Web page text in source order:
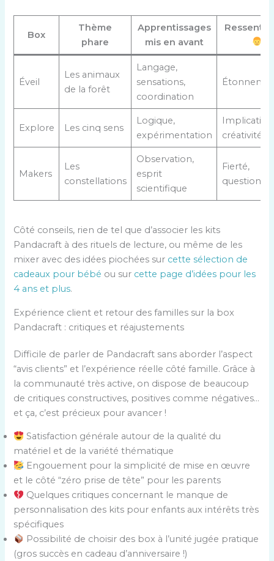
Box
Thème
phare
Apprentissages
mis en avant
Ressenti
Éveil
Les animaux
de la forêt
Langage,
sensations,
coordination
Explore Les cinq sens
Logique,
expérimentation
créativité
Makers
Les
constellations
Observation,
esprit
scientifique
Fierté,
Côté conseils, rien de tel que d’associer les kits
Pandacraft à des rituels de lecture, ou même de les
mixer avec des idées piochées sur cette sélection de
cadeaux pour bébé ou sur cette page d’idées pour les
4 ans et plus.
Expérience client et retour des familles sur la box
Pandacraft : critiques et réajustements
Difficile de parler de Pandacraft sans aborder l’aspect
“avis clients” et l’expérience réelle côté famille. Grâce à
la communauté très active, on dispose de beaucoup
de critiques constructives, positives comme négatives…
et ça, c’est précieux pour avancer !
Satisfaction générale autour de la qualité du
matériel et de la variété thématique
Engouement pour la simplicité de mise en œuvre
et le côté “zéro prise de tête” pour les parents
Quelques critiques concernant le manque de
personnalisation des kits pour enfants aux intérêts très
spécifiques
Possibilité de choisir des box à l’unité jugée pratique
(gros succès en cadeau d’anniversaire !)